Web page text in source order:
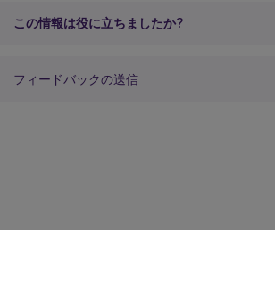
この情報は役に立ちましたか?
フィードバックの送信